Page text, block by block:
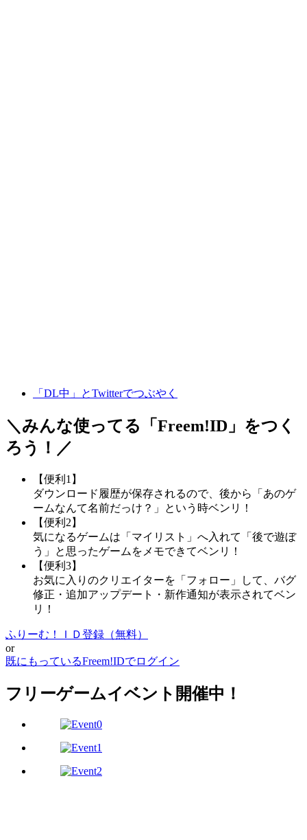
「DL中」とTwitterでつぶやく
＼みんな使ってる「 Freem!ID 」をつく
ろう！／
【便利1】
ダウンロード履歴が保存されるので、後から「あのゲ
ームなんて名前だっけ？」という時ベンリ！
【便利2】
気になるゲームは「マイリスト」へ入れて「後で遊ぼ
う」と思ったゲームをメモできてベンリ！
【便利3】
お気に入りのクリエイターを「フォロー」して、バグ
修正・追加アップデート・新作通知が表示されてベン
リ！
ふりーむ！ＩＤ登録（無料）
or
既にもっているFreem!IDでログイン
フリーゲームイベント開催中！